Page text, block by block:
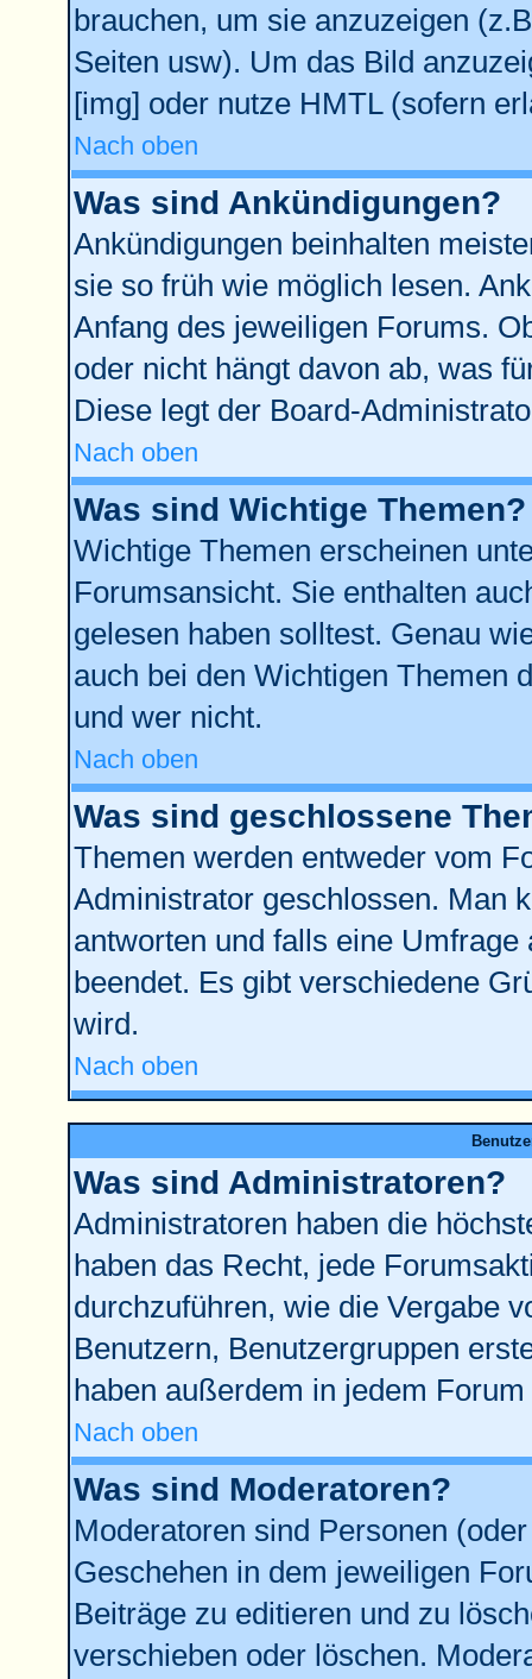
brauchen, um sie anzuzeigen
Seiten usw). Um das Bild
[img] oder nutze HMTL (sofern
Nach oben
Was sind Ankündigungen?
Ankündigungen beinhalten
sie so früh wie möglich lesen.
Anfang des jeweiligen Forums.
oder nicht hängt davon ab, was
Diese legt der Board-
Nach oben
Was sind Wichtige Themen?
Wichtige Themen erscheinen
Forumsansicht. Sie enthalten
gelesen haben solltest. Genau
auch bei den Wichtigen Themen
und wer nicht.
Nach oben
Was sind geschlossene
Themen werden entweder vom
Administrator geschlossen. Man
antworten und falls eine
beendet. Es gibt verschiedene
wird.
Nach oben
Was sind Administratoren?
Administratoren haben die
haben das Recht, jede
durchzuführen, wie die Vergabe
Benutzern, Benutzergruppen
haben außerdem in jedem
Nach oben
Was sind Moderatoren?
Moderatoren sind Personen
Geschehen in dem jeweiligen
Beiträge zu editieren und zu
verschieben oder löschen.